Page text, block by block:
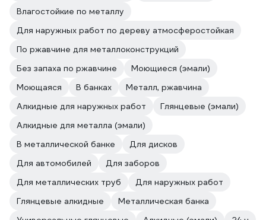
Влагостойкие по металлу
Для наружных работ по дереву атмосферостойкая
По ржавчине для металлоконструкций
Без запаха по ржавчине
Моющиеся (эмали)
Моющаяся
В банках
Металл, ржавчина
Алкидные для наружных работ
Глянцевые (эмали)
Алкидные для металла (эмали)
В металлической банке
Для дисков
Для автомобилей
Для заборов
Для металлических труб
Для наружных работ
Глянцевые алкидные
Металлическая банка